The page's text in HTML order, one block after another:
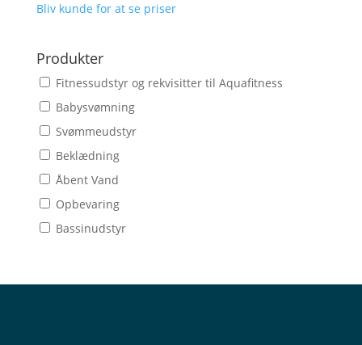
Bliv kunde for at se priser
Produkter
Fitnessudstyr og rekvisitter til Aquafitness
Babysvømning
Svømmeudstyr
Beklædning
Åbent Vand
Opbevaring
Bassinudstyr